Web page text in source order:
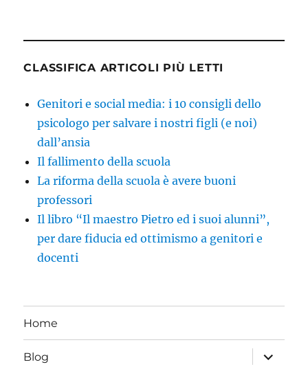
CLASSIFICA ARTICOLI PIÙ LETTI
Genitori e social media: i 10 consigli dello
psicologo per salvare i nostri figli (e noi)
dall’ansia
Il fallimento della scuola
La riforma della scuola è avere buoni
professori
Il libro “Il maestro Pietro ed i suoi alunni”,
per dare fiducia ed ottimismo a genitori e
docenti
Home
Blog
apri
i